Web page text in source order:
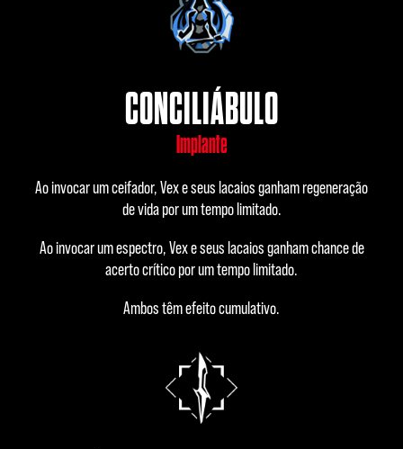
CONCILIÁBULO
Implante
Ao invocar um ceifador, Vex e seus lacaios ganham regeneração
de vida por um tempo limitado.
Ao invocar um espectro, Vex e seus lacaios ganham chance de
acerto crítico por um tempo limitado.
Ambos têm efeito cumulativo.